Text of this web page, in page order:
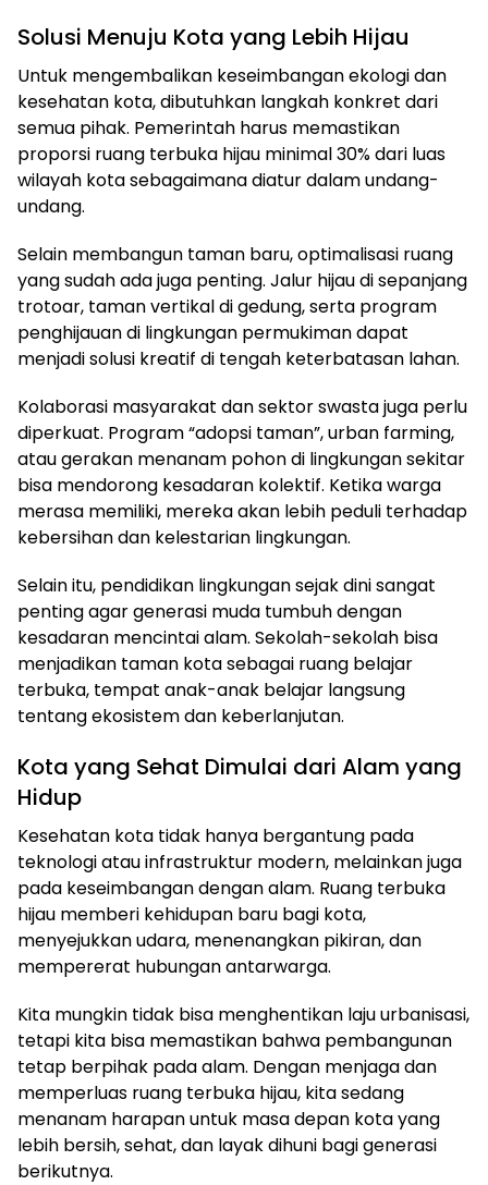
Solusi Menuju Kota yang Lebih Hijau
Untuk mengembalikan keseimbangan ekologi dan
kesehatan kota, dibutuhkan langkah konkret dari
semua pihak. Pemerintah harus memastikan
proporsi ruang terbuka hijau minimal 30% dari luas
wilayah kota sebagaimana diatur dalam undang-
undang.
Selain membangun taman baru, optimalisasi ruang
yang sudah ada juga penting. Jalur hijau di sepanjang
trotoar, taman vertikal di gedung, serta program
penghijauan di lingkungan permukiman dapat
menjadi solusi kreatif di tengah keterbatasan lahan.
Kolaborasi masyarakat dan sektor swasta juga perlu
diperkuat. Program “adopsi taman”, urban farming,
atau gerakan menanam pohon di lingkungan sekitar
bisa mendorong kesadaran kolektif. Ketika warga
merasa memiliki, mereka akan lebih peduli terhadap
kebersihan dan kelestarian lingkungan.
Selain itu, pendidikan lingkungan sejak dini sangat
penting agar generasi muda tumbuh dengan
kesadaran mencintai alam. Sekolah-sekolah bisa
menjadikan taman kota sebagai ruang belajar
terbuka, tempat anak-anak belajar langsung
tentang ekosistem dan keberlanjutan.
Kota yang Sehat Dimulai dari Alam yang
Hidup
Kesehatan kota tidak hanya bergantung pada
teknologi atau infrastruktur modern, melainkan juga
pada keseimbangan dengan alam. Ruang terbuka
hijau memberi kehidupan baru bagi kota,
menyejukkan udara, menenangkan pikiran, dan
mempererat hubungan antarwarga.
Kita mungkin tidak bisa menghentikan laju urbanisasi,
tetapi kita bisa memastikan bahwa pembangunan
tetap berpihak pada alam. Dengan menjaga dan
memperluas ruang terbuka hijau, kita sedang
menanam harapan untuk masa depan kota yang
lebih bersih, sehat, dan layak dihuni bagi generasi
berikutnya.